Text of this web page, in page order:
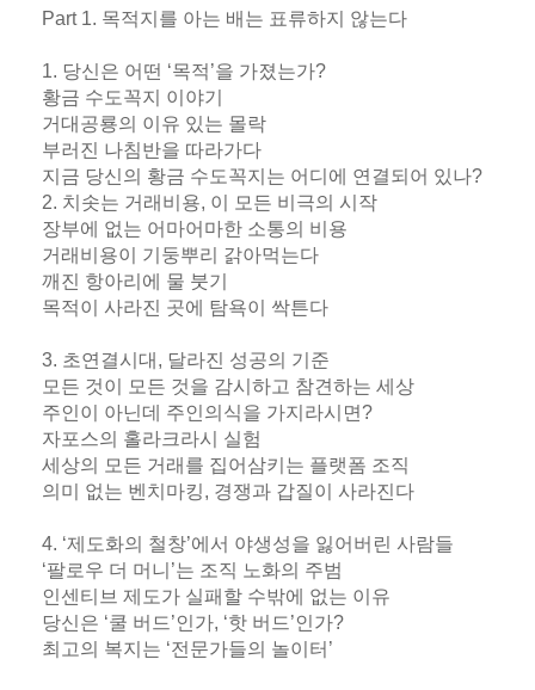
Part 1. 목적지를 아는 배는 표류하지 않는다
1. 당신은 어떤 ‘목적’을 가졌는가?
황금 수도꼭지 이야기
거대공룡의 이유 있는 몰락
부러진 나침반을 따라가다
지금 당신의 황금 수도꼭지는 어디에 연결되어 있나?
2. 치솟는 거래비용, 이 모든 비극의 시작
장부에 없는 어마어마한 소통의 비용
거래비용이 기둥뿌리 갉아먹는다
깨진 항아리에 물 붓기
목적이 사라진 곳에 탐욕이 싹튼다
3. 초연결시대, 달라진 성공의 기준
모든 것이 모든 것을 감시하고 참견하는 세상
주인이 아닌데 주인의식을 가지라시면?
자포스의 홀라크라시 실험
세상의 모든 거래를 집어삼키는 플랫폼 조직
의미 없는 벤치마킹, 경쟁과 갑질이 사라진다
4. ‘제도화의 철창’에서 야생성을 잃어버린 사람들
‘팔로우 더 머니’는 조직 노화의 주범
인센티브 제도가 실패할 수밖에 없는 이유
당신은 ‘쿨 버드’인가, ‘핫 버드’인가?
최고의 복지는 ‘전문가들의 놀이터’